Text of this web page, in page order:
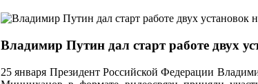
Владимир Путин дал старт работе двух
25 января Президент Российской Федерации